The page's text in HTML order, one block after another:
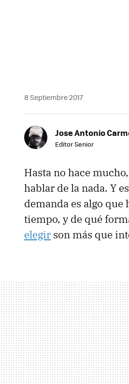
8 Septiembre 2017
Jose Antonio
Editor Senior
Hasta no hace
hablar de la nada. Y
demanda es algo
tiempo, y de qué
elegir son más que